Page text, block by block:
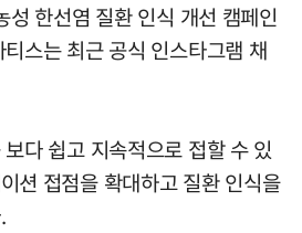
한선염 질환 인식 개선 캠페인
스는 최근 공식 인스타그램 채
다 쉽고 지속적으로 접할 수 있
션 접점을 확대하고 질환 인식을